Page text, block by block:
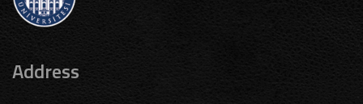
Address